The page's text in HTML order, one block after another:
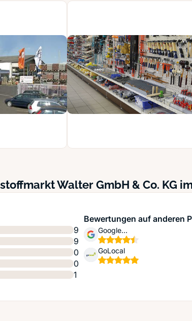
Walter GmbH & Co. KG
9
9
0
0
1
Bewertungen auf anderen
Google
Unternehmensprofil
GoLocal